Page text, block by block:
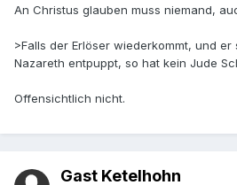
An Christus glauben muss niemand,
>Falls der Erlöser wiederkommt, und
Nazareth entpuppt, so hat kein Jude
Offensichtlich nicht.
Gast Ketelhohn